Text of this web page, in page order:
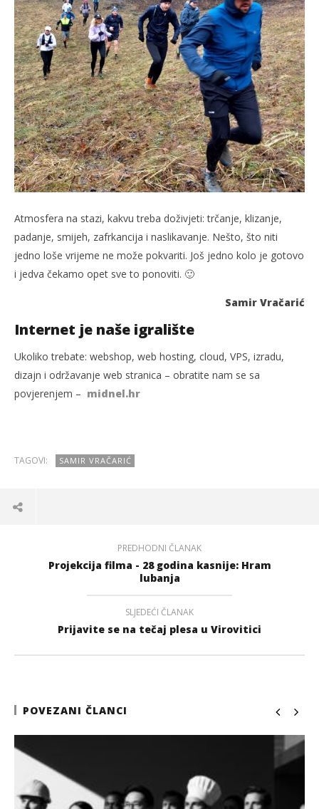
Atmosfera na stazi, kakvu treba doživjeti: trčanje, klizanje,
padanje, smijeh, zafrkancija i naslikavanje. Nešto, što niti
jedno loše vrijeme ne može pokvariti. Još jedno kolo je gotovo
i jedva čekamo opet sve to ponoviti. 🙂
Samir Vračarić
Internet je naše igralište
Ukoliko trebate: webshop, web hosting, cloud, VPS, izradu,
dizajn i održavanje web stranica – obratite nam se sa
povjerenjem – midnel.hr
TAGOVI: SAMIR VRAČARIĆ
PREDHODNI ČLANAK
Projekcija filma - 28 godina kasnije: Hram
lubanja
SLJEDEĆI ČLANAK
Prijavite se na tečaj plesa u Virovitici
POVEZANI ČLANCI